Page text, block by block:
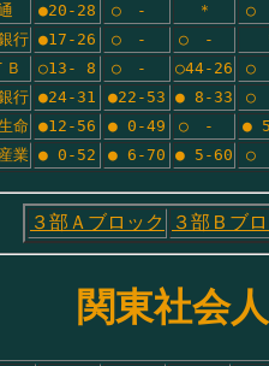
●20-28 ○　- ＊ ○
行 ●17-26 ○　- ○　-
Ｂ
○13- 8 ○　- ○44-26 ○
行 ●24-31 ●22-53 ● 8-33 ○
命 ●12-56 ● 0-49 ○　- ●
業 ● 0-52 ● 6-70 ● 5-60 ○
３部Ａブロック ３部Ｂブ
関東社会